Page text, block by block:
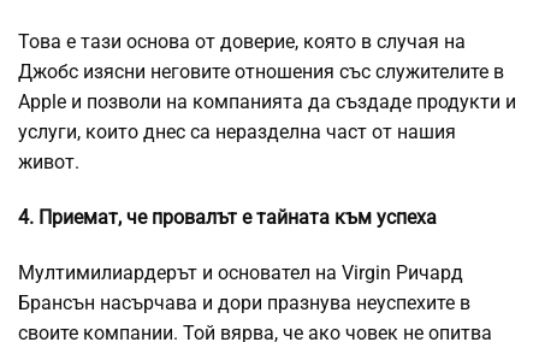
Това е тази основа от доверие, която в случая на
Джобс изясни неговите отношения със служителите в
Apple и позволи на компанията да създаде продукти и
услуги, които днес са неразделна част от нашия
живот.
4. Приемат, че провалът е тайната към успеха
Мултимилиардерът и основател на Virgin Ричард
Брансън насърчава и дори празнува неуспехите в
своите компании. Той вярва, че ако човек не опитва